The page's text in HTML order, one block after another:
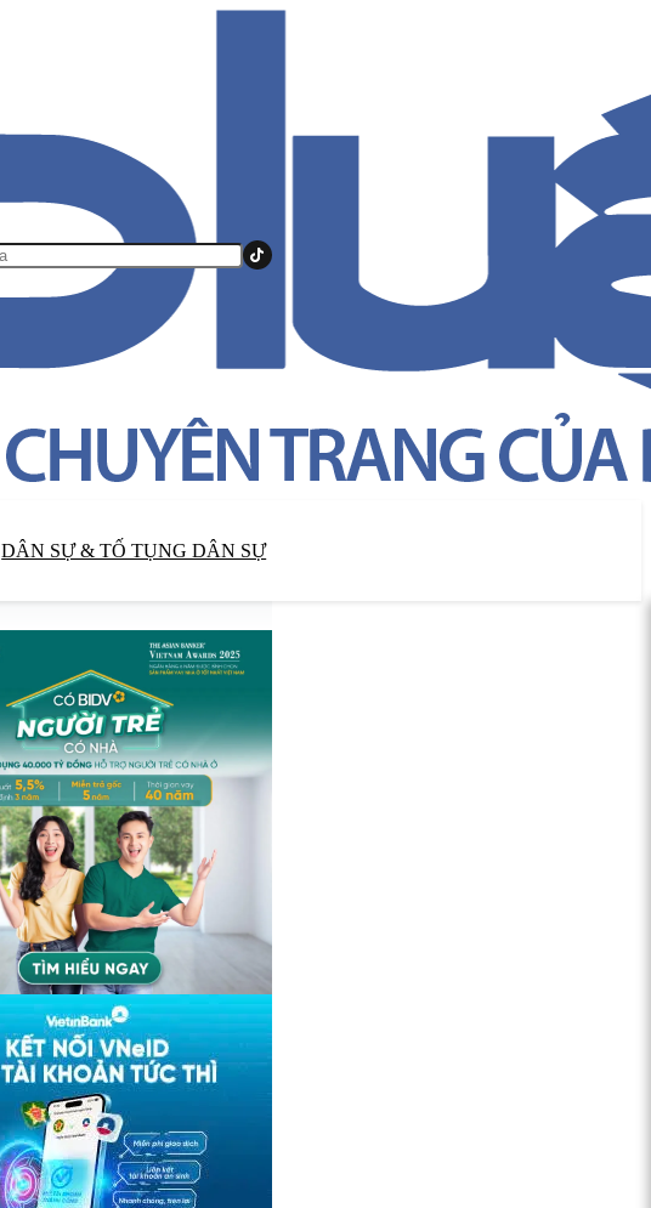
DÂN SỰ & TỐ TỤNG DÂN SỰ